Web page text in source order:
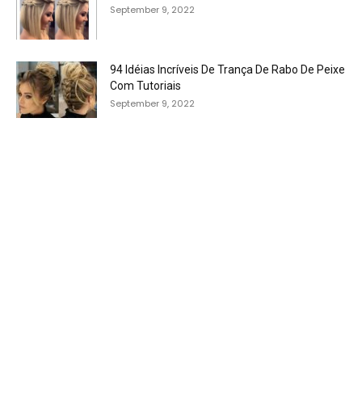
September 9, 2022
94 Idéias Incríveis De Trança De Rabo De Peixe
Com Tutoriais
September 9, 2022